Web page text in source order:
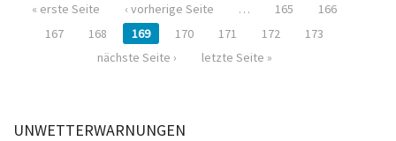
« erste Seite ‹ vorherige Seite … 165
166
167
168 169 170 171 172
173
nächste Seite ›
letzte Seite »
UNWETTERWARNUNGEN